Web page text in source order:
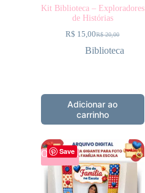
Kit Biblioteca – Exploradores
de Histórias
R$20,00
R$ 15,00
Biblioteca
Adicionar ao
carrinho
Save
OFERTA